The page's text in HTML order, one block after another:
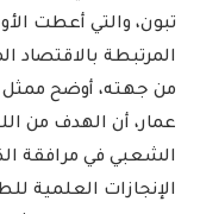
تبون، والتي أعطت
المرتبطة بالاقتصاد
من جهته، أوضح ممثل
عمار، أن الهدف من
الشعبي في مرافقة
الإنجازات العلمية